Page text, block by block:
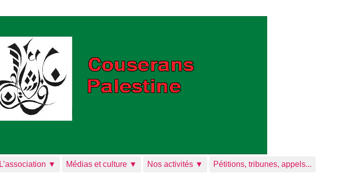
L’association ▼ Médias et culture ▼ Nos activités ▼ Pétitions, tribunes, appels...